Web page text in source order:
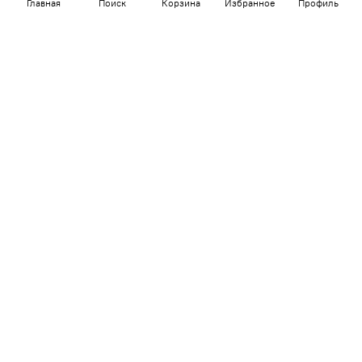
Главная Поиск Корзина Избранное Профиль